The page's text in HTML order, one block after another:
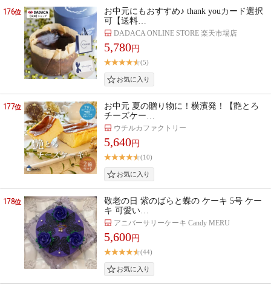
176位
お中元にもおすすめ♪ thank youカード選択
可【送料…
DADACA ONLINE STORE 楽天市場店
5,780円
(5)
177位
お中元 夏の贈り物に！横濱発！【艶とろ
チーズケー…
ウチルカファクトリー
5,640円
(10)
178位
敬老の日 紫のばらと蝶の ケーキ 5号 ケー
キ 可愛い…
アニバーサリーケーキ Candy MERU
5,600円
(44)